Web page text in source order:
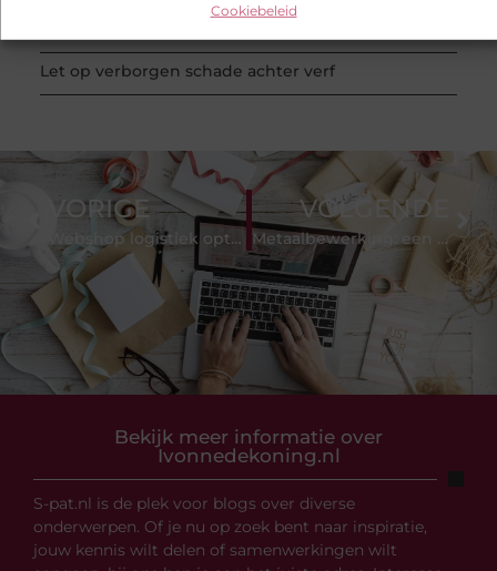
Cookiebeleid
Let op verborgen schade achter verf
Bekijk meer informatie over
Ivonnedekoning.nl
S-pat.nl is de plek voor blogs over diverse
onderwerpen. Of je nu op zoek bent naar inspiratie,
jouw kennis wilt delen of samenwerkingen wilt
VORIGE
Webshop logistiek optimaliseren: tips voor efficiënt voorraadbeheer
VOLGENDE
Metaalbewerking: een cruciale rol in ons dagelijks leven